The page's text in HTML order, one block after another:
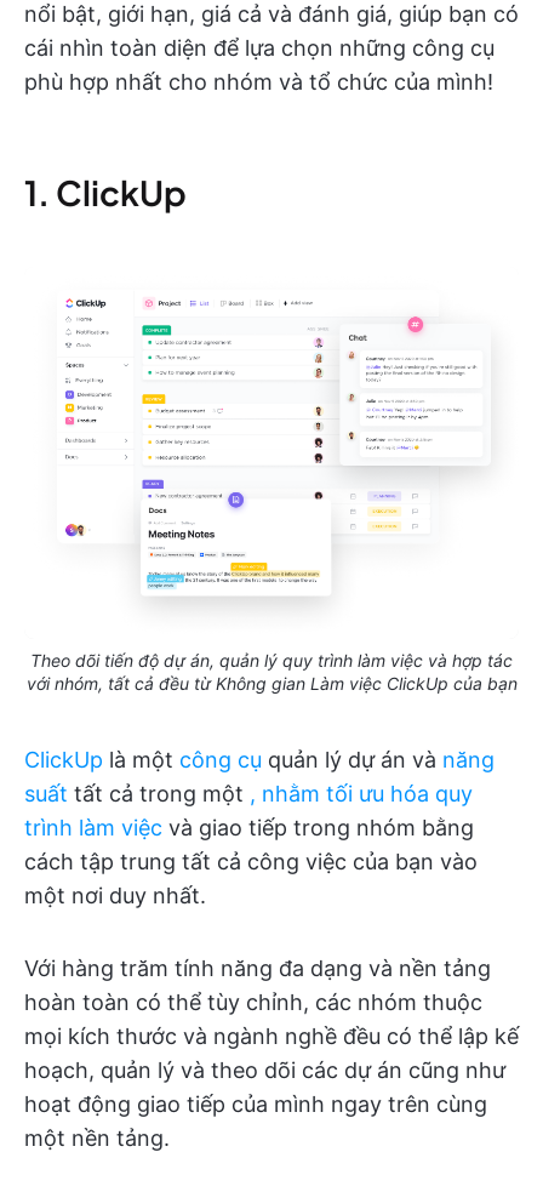
nổi bật, giới hạn, giá cả và đánh giá, giúp bạn có
cái nhìn toàn diện để lựa chọn những công cụ
phù hợp nhất cho nhóm và tổ chức của mình!
1. ClickUp
Theo dõi tiến độ dự án, quản lý quy trình làm việc và hợp tác
với nhóm, tất cả đều từ Không gian Làm việc ClickUp của bạn
ClickUp là một công cụ quản lý dự án và năng
suất tất cả trong một , nhằm tối ưu hóa quy
trình làm việc và giao tiếp trong nhóm bằng
cách tập trung tất cả công việc của bạn vào
một nơi duy nhất.
Với hàng trăm tính năng đa dạng và nền tảng
hoàn toàn có thể tùy chỉnh, các nhóm thuộc
mọi kích thước và ngành nghề đều có thể lập kế
hoạch, quản lý và theo dõi các dự án cũng như
hoạt động giao tiếp của mình ngay trên cùng
một nền tảng.